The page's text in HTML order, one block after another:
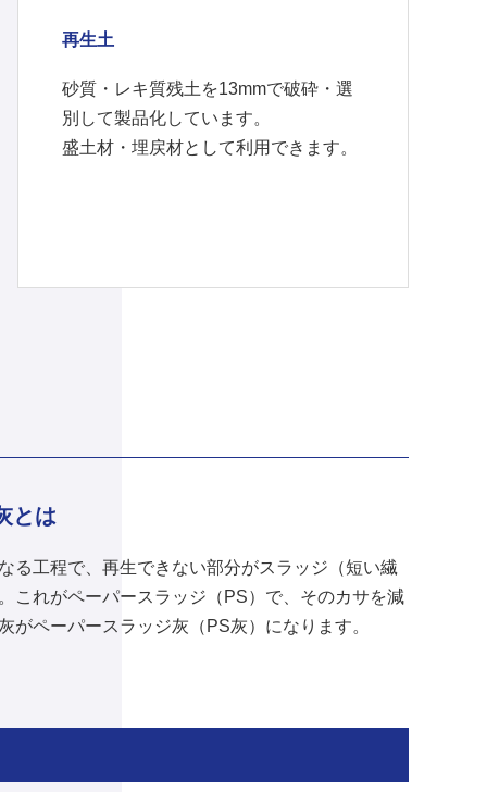
再生土
砂質・レキ質残土を13mmで破砕・選
別して製品化しています。
盛土材・埋戻材として利用できます。
とは
る工程で、再生できない部分がスラッジ（短い繊
これがペーパースラッジ（PS）で、そのカサを減
がペーパースラッジ灰（PS灰）になります。